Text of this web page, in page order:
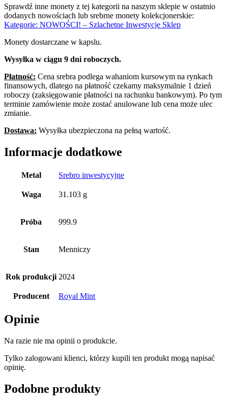
Sprawdź inne monety z tej kategorii na naszym sklepie w ostatnio
dodanych nowościach lub srebrne monety kolekcjonerskie:
Kategorie: NOWOŚCI! – Szlachetne Inwestycje Sklep
Monety dostarczane w kapslu.
Wysyłka w ciągu 9 dni roboczych.
Płatność: Cena srebra podlega wahaniom kursowym na rynkach
finansowych, dlatego na płatność czekamy maksymalnie 1 dzień
roboczy (zaksięgowanie płatności na rachunku bankowym). Po tym
terminie zamówienie może zostać anulowane lub cena może ulec
zmianie.
Dostawa: Wysyłka ubezpieczona na pełną wartość.
Informacje dodatkowe
Metal Srebro inwestycyjne
Waga 31.103 g
Próba 999.9
Stan Menniczy
Rok produkcji 2024
Producent Royal Mint
Opinie
Na razie nie ma opinii o produkcie.
Tylko zalogowani klienci, którzy kupili ten produkt mogą napisać
opinię.
Podobne produkty